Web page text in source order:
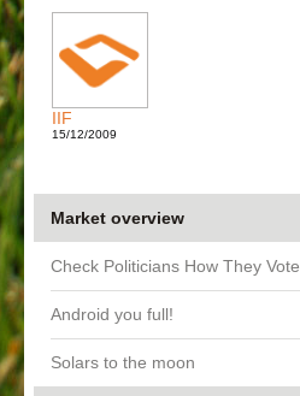
IIF
15/12/2009
Market overview
Check Politicians How They Vote
Android you full!
Solars to the moon